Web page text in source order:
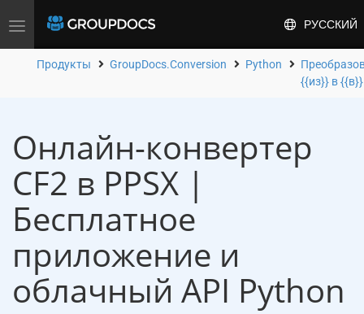
Toggle
РУССКИЙ
Продукты GroupDocs.Conversion Python
{{из}} в {{в}}
Онлайн-конвертер
CF2 в PPSX |
Бесплатное
приложение и
облачный API Python